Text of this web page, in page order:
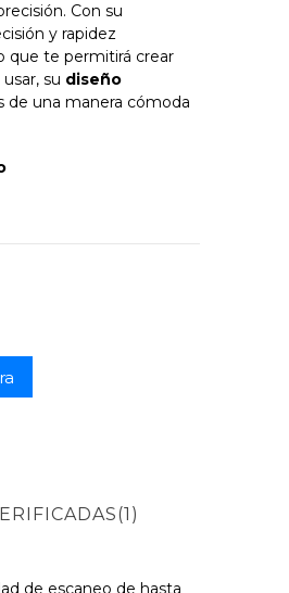
Con su
y rapidez
que te permitirá crear
su diseño
de una manera cómoda
de escaneo de hasta